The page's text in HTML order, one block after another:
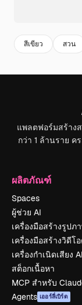
สีเขียว สวน
แพลตฟอร์มสร้าง
กว่า 1 ล้านราย ค
ผลิตภัณฑ์
Spaces
ผู้ช่วย AI
เครื่องมือสร้างรูปภ
เครื่องมือสร้างวิดีโ
เครื่องกำเนิดเสียง AI
สต็อกเนื้อหา
MCP สำหรับ
Agents เออร์ลี่เบิร์ด